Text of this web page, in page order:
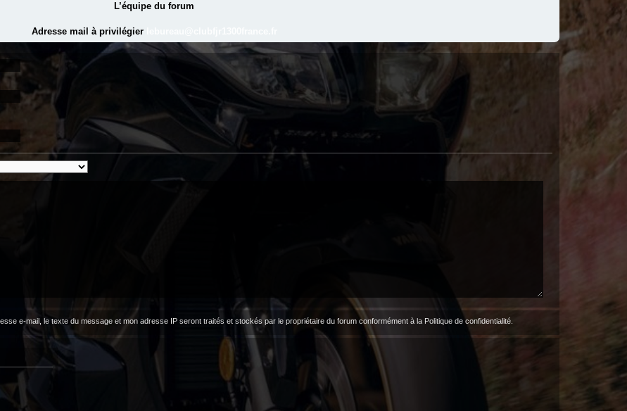
L’équipe du forum
Adresse mail à privilégier
e-mail, le texte du message et mon adresse IP seront traités et stockés par le propriétaire du forum conformément à la Politique de confidentialité